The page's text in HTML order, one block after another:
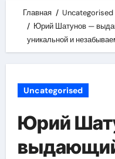
Главная
Uncategorised
Юрий Шатунов —
уникальной и
Uncategorised
Юрий